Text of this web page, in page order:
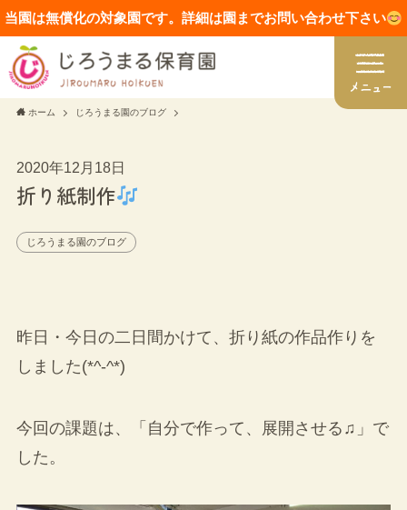
当園は無償化の対象園です。詳細は園までお問い合わせ下さい
ホーム じろうまる園のブログ
2020年12月18日
折り紙制作
じろうまる園のブログ
昨日・今日の二日間かけて、折り紙の作品作りを
しました(*^-^*)
今回の課題は、「自分で作って、展開させる♫」で
した。